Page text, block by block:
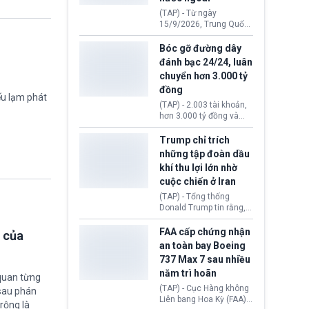
lạm phát
của
từng
phán
là
đến ổ dịch Salmonella
khiến ít nhất 110 người
mắc bệnh tại bang
Minnesota.
(TAP) - Từ ngày
15/9/2026, Trung Quốc
áp dụng quy định mới về
quản lý xuất nhập cảnh.
Một hành vi vi phạm giấy
tờ, xuất nhập cảnh trái
phép hay liên quan kiểm
soát công nghệ có thể
khiến công dân Trung
Quốc đối mặt lệnh cấm
xuất cảnh kéo dài tới 3
năm. Trong khi đó, người
nước ngoài sử dụng giấy
tờ giả có nguy cơ bị từ
chối nhập cảnh hoặc
cấm vào Trung Quốc tới
5 năm.
Bóc gỡ đường dây
đánh bạc 24/24, luân
chuyển hơn 3.000 tỷ
đồng
(TAP) - 2.003 tài khoản,
hơn 3.000 tỷ đồng và
một đường dây đánh
bạc xuyên quốc gia vận
hành 24/24 giờ vừa bị
Công an TP. Hải Phòng
(Việt Nam) bóc gỡ.
Trump chỉ trích
những tập đoàn dầu
khí thu lợi lớn nhờ
cuộc chiến ở Iran
(TAP) - Tổng thống
Donald Trump tin rằng, 2
tập đoàn dầu khí
ExxonMobil và Chevron
đã thu về lợi nhuận quá
lớn nhờ giá dầu tăng
mạnh suốt thời gian Hoa
Kỳ xảy ra xung đột ở
Iran. Trên cơ sở đó, lãnh
đạo Nhà Trắng kêu gọi
các doanh nghiệp cần
FAA cấp chứng nhận
an toàn bay Boeing
737 Max 7 sau nhiều
năm trì hoãn
(TAP) - Cục Hàng không
Liên bang Hoa Kỳ (FAA)